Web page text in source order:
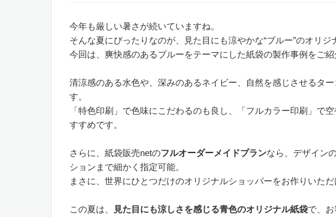
今年も厳しい暑さが続いていますね。
そんな夏にぴったりなのが、見た目にも涼やかな“ブルー”のオリジ
今回は、爽快感のあるブルーをテーマにした紙袋の製作事例をご紹
清涼感のある水色や、深みのあるネイビー、自然を感じさせるタ
す。
「特色印刷」で色味にこだわるのも良し、「フルカラー印刷」で
すすめです。
さらに、紙袋販売netのフルオーダーメイドプランなら、デザイン
ションまで細かく指定可能。
まさに、世界にひとつだけのオリジナルショッパーをお作りいただ
この夏は、 見た目にも涼しさを感じる青色のオリジナル紙袋で、